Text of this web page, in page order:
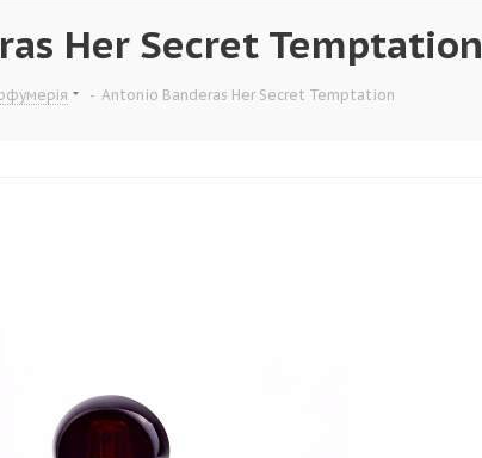
Her Secret Temptation
- Antonio Banderas Her Secret Temptation